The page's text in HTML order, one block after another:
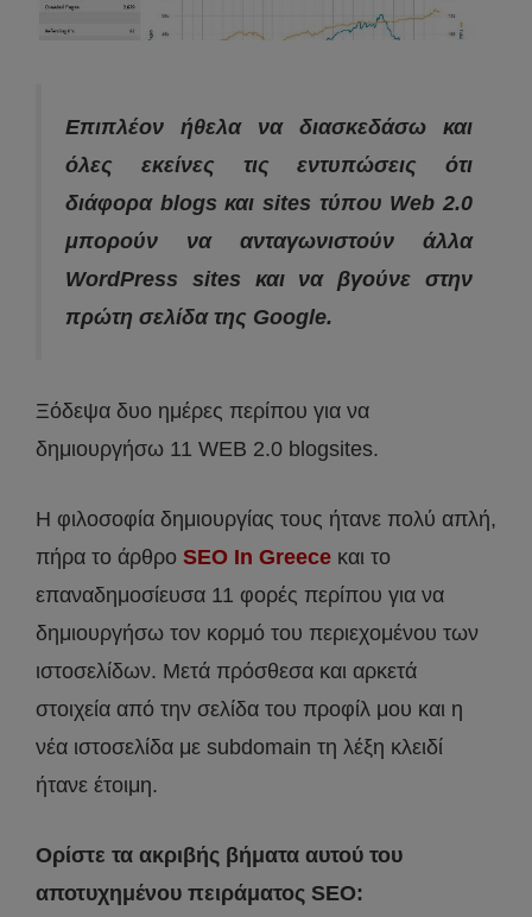
Επιπλέον ήθελα να διασκεδάσω και
όλες εκείνες τις εντυπώσεις ότι
διάφορα blogs και sites τύπου Web 2.0
μπορούν να ανταγωνιστούν άλλα
WordPress sites και να βγούνε στην
πρώτη σελίδα της Google.
Ξόδεψα δυο ημέρες περίπου για να
δημιουργήσω 11 WEB 2.0 blogsites.
Η φιλοσοφία δημιουργίας τους ήτανε πολύ απλή,
πήρα το άρθρο SEO In Greece και το
επαναδημοσίευσα 11 φορές περίπου για να
δημιουργήσω τον κορμό του περιεχομένου των
ιστοσελίδων. Μετά πρόσθεσα και αρκετά
στοιχεία από την σελίδα του προφίλ μου και η
νέα ιστοσελίδα με subdomain τη λέξη κλειδί
ήτανε έτοιμη.
Ορίστε τα ακριβής βήματα αυτού του
αποτυχημένου πειράματος SEO: